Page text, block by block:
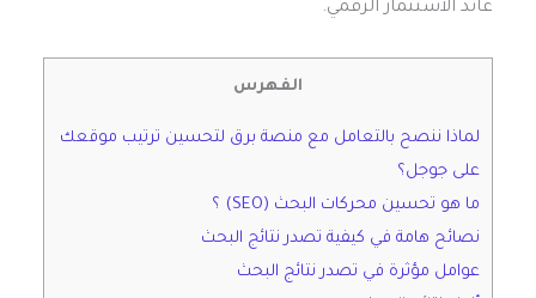
عائد الاستثمار الرقمي.
الفهرس
لماذا ننصح بالتعامل مع منصة برق لتحسين ترتيب موقعك
على جوجل؟
ما هو تحسين محركات البحث (SEO) ؟
نصائح هامة في كيفية تصدر نتائج البحث
عوامل مؤثرة في تصدر نتائج البحث